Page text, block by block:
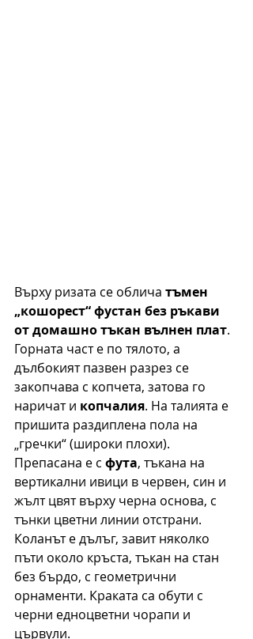
Върху ризата се облича тъмен
„кошорест“ фустан без ръкави
от домашно тъкан вълнен плат.
Горната част е по тялото, а
дълбокият пазвен разрез се
закопчава с копчета, затова го
наричат и копчалия. На талията е
пришита раздиплена пола на
„гречки“ (широки плохи).
Препасана е с фута, тъкана на
вертикални ивици в червен, син и
жълт цвят върху черна основа, с
тънки цветни линии отстрани.
Коланът е дълъг, завит няколко
пъти около кръста, тъкан на стан
без бърдо, с геометрични
орнаменти. Краката са обути с
черни едноцветни чорапи и
цървули.